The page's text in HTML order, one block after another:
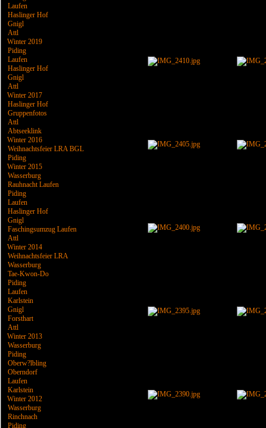
Laufen
Haslinger Hof
Gnigl
Attl
Winter 2019
Piding
Laufen
Haslinger Hof
Gnigl
Attl
Winter 2017
Haslinger Hof
Gruppenfotos
Attl
Abtseeklink
Winter 2016
Weihnachtsfeier LRA BGL
Piding
Winter 2015
Wasserburg
Rauhnacht Laufen
Piding
Laufen
Haslinger Hof
Gnigl
Faschingsumzug Laufen
Attl
Winter 2014
Weihnachtsfeier LRA
Wasserburg
Tae-Kwon-Do
Piding
Laufen
Karlstein
Gnigl
Forsthart
Attl
Winter 2013
Wasserburg
Piding
Oberw?lbling
Oberndorf
Laufen
Karlstein
Winter 2012
Wasserburg
Rinchnach
Piding